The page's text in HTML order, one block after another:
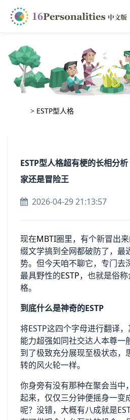
> ESTP型人格
ESTP型人格超有梗的长相分
家还是冒险王
2026-04-29 21:13:57
现在MBTI圈里，有个新冒出
缀文学搞到全网都破防了，最
势。但今天咱不聊它，专门去
最具野性的ESTP，也就是俗
格。
到底什么是神奇的ESTP
将ESTP这四个字母进行翻译
能力超强如同社交达人本尊一
到了极致充分展现至极状态，
转的风火轮一样。
你身旁有没有那种在聚会当中
起来，仅仅三分钟便摇身一变
呢？没错，大概有八成就是